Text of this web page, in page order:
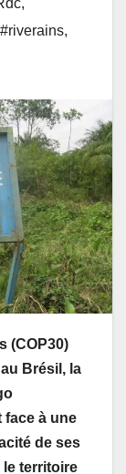
,
#riverains,
(COP30)
Brésil, la
face à une
de ses
territoire